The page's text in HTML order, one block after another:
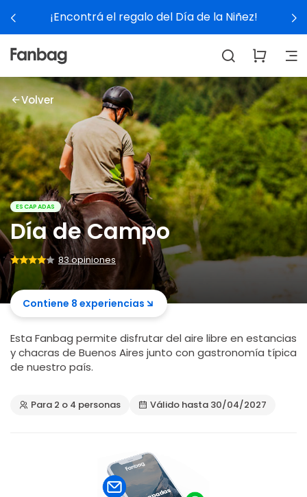
¡Encontrá el regalo del Día de la Niñez!
Volver
ESCAPADAS
Día de Campo
83 opiniones
Contiene 8 experiencias
Esta Fanbag permite disfrutar del aire libre en estancias
y chacras de Buenos Aires junto con gastronomía típica
de nuestro país.
Para 2 o 4 personas Válido hasta 30/04/2027